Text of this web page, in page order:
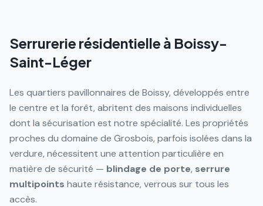
Serrurerie résidentielle à Boissy-
Saint-Léger
Les quartiers pavillonnaires de Boissy, développés entre
le centre et la forêt, abritent des maisons individuelles
dont la sécurisation est notre spécialité. Les propriétés
proches du domaine de Grosbois, parfois isolées dans la
verdure, nécessitent une attention particulière en
matière de sécurité — blindage de porte, serrure
multipoints haute résistance, verrous sur tous les
accès.